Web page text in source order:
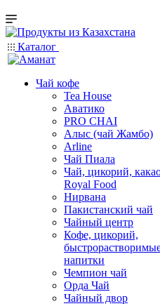
Каталог
Чай кофе
Tea House
Аватико
PRO CHAI
Алыс (чай Жамбо)
Arline
Чай Пиала
Чай, цикорий,
Royal Food
Нирвана
Пакистанский чай
Чайный центр
Кофе, цикорий,
напитки
Чемпион чай
Орда Чай
Чайный двор